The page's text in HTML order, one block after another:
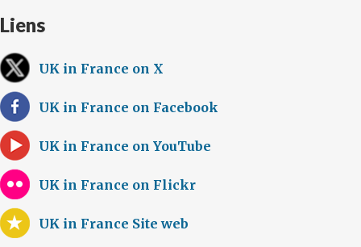
Liens
UK in France on X
UK in France on Facebook
UK in France on YouTube
UK in France on Flickr
UK in France Site web